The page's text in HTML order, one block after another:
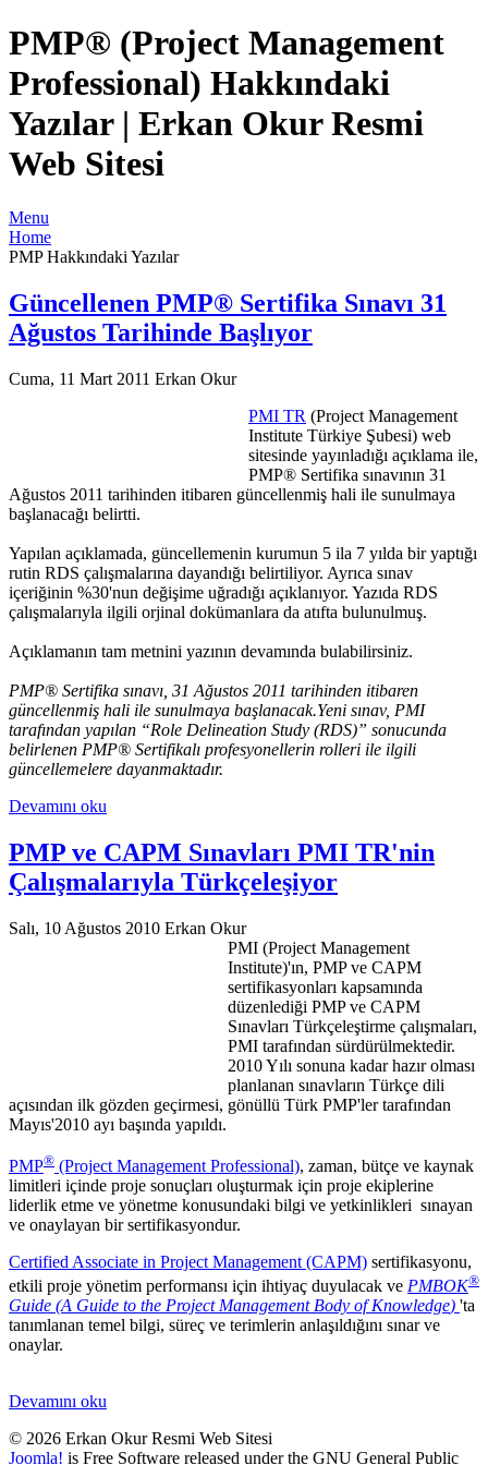
PMP® (Project Management
Professional) Hakkındaki
Yazılar | Erkan Okur Resmi
Web Sitesi
Menu
Home
PMP Hakkındaki Yazılar
Güncellenen PMP® Sertifika Sınavı 31
Ağustos Tarihinde Başlıyor
Cuma, 11 Mart 2011 Erkan Okur
PMI TR (Project Management
Institute Türkiye Şubesi) web
sitesinde yayınladığı açıklama ile,
PMP® Sertifika sınavının 31
Ağustos 2011 tarihinden itibaren güncellenmiş hali ile sunulmaya
başlanacağı belirtti.
Yapılan açıklamada, güncellemenin kurumun 5 ila 7 yılda bir yaptığı
rutin RDS çalışmalarına dayandığı belirtiliyor. Ayrıca sınav
içeriğinin %30'nun değişime uğradığı açıklanıyor. Yazıda RDS
çalışmalarıyla ilgili orjinal dokümanlara da atıfta bulunulmuş.
Açıklamanın tam metnini yazının devamında bulabilirsiniz.
PMP® Sertifika sınavı, 31 Ağustos 2011 tarihinden itibaren
güncellenmiş hali ile sunulmaya başlanacak.Yeni sınav, PMI
tarafından yapılan “Role Delineation Study (RDS)” sonucunda
belirlenen PMP® Sertifikalı profesyonellerin rolleri ile ilgili
güncellemelere dayanmaktadır.
Devamını oku
PMP ve CAPM Sınavları PMI TR'nin
Çalışmalarıyla Türkçeleşiyor
Salı, 10 Ağustos 2010 Erkan Okur
PMI (Project Management
Institute)'ın, PMP ve CAPM
sertifikasyonları kapsamında
düzenlediği PMP ve CAPM
Sınavları Türkçeleştirme çalışmaları,
PMI tarafından sürdürülmektedir.
2010 Yılı sonuna kadar hazır olması
planlanan sınavların Türkçe dili
açısından ilk gözden geçirmesi, gönüllü Türk PMP'ler tarafından
Mayıs'2010 ayı başında yapıldı.
PMP® (Project Management Professional), zaman, bütçe ve kaynak
limitleri içinde proje sonuçları oluşturmak için proje ekiplerine
liderlik etme ve yönetme konusundaki bilgi ve yetkinlikleri sınayan
ve onaylayan bir sertifikasyondur.
Certified Associate in Project Management (CAPM) sertifikasyonu,
etkili proje yönetim performansı için ihtiyaç duyulacak ve PMBOK®
Guide (A Guide to the Project Management Body of Knowledge) 'ta
tanımlanan temel bilgi, süreç ve terimlerin anlaşıldığını sınar ve
onaylar.
Devamını oku
© 2026 Erkan Okur Resmi Web Sitesi
Joomla! is Free Software released under the GNU General Public